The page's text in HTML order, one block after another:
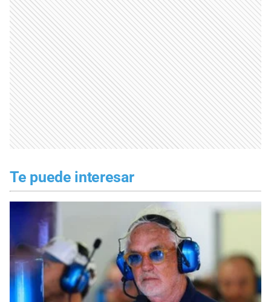
Te puede interesar